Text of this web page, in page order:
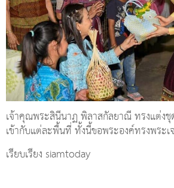
เจ้าคุณพระสินีนาฏ พิลาสกัลยาณี ทรงแต่งชุ
เข้ากับแต่ละพื้นที่ ทั้งนี้ขอพระองค์ทรงพระ
เรียบเรียง siamtoday